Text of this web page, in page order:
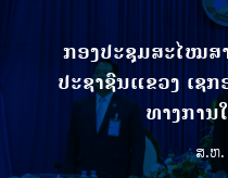
ກອງປະຊຸມສະໄໝສ
ປະຊາຊົນແຂວງ ເຊກ
ທາງການ
ສ.ຫ.